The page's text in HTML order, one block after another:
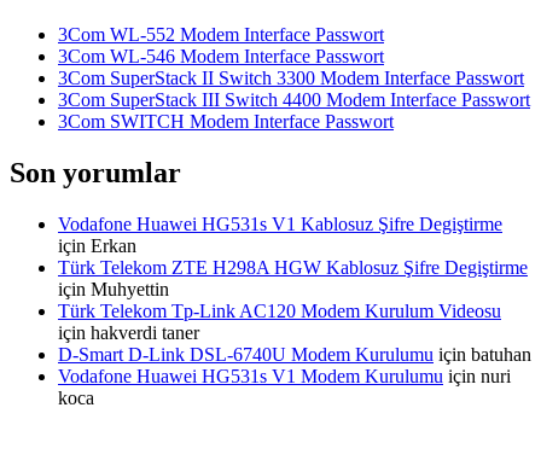
3Com WL-552 Modem Interface Passwort
3Com WL-546 Modem Interface Passwort
3Com SuperStack II Switch 3300 Modem Interface Passwort
3Com SuperStack III Switch 4400 Modem Interface Passwort
3Com SWITCH Modem Interface Passwort
Son yorumlar
Vodafone Huawei HG531s V1 Kablosuz Şifre Degiştirme
için Erkan
Türk Telekom ZTE H298A HGW Kablosuz Şifre Degiştirme
için Muhyettin
Türk Telekom Tp-Link AC120 Modem Kurulum Videosu
için hakverdi taner
D-Smart D-Link DSL-6740U Modem Kurulumu için batuhan
Vodafone Huawei HG531s V1 Modem Kurulumu için nuri
koca